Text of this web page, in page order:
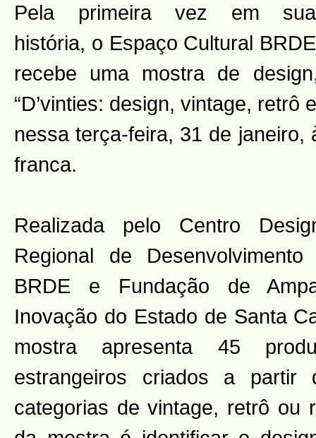
Pela primeira vez em sua
história, o Espaço Cultural BRDE
recebe uma mostra de
“D’vinties: design, vintage, retrô
nessa terça-feira, 31 de janeiro,
franca.
Realizada pelo Centro
Regional de
BRDE e Fundação de
Inovação do Estado de Santa
mostra apresenta 45
estrangeiros criados a
categorias de vintage, retrô ou